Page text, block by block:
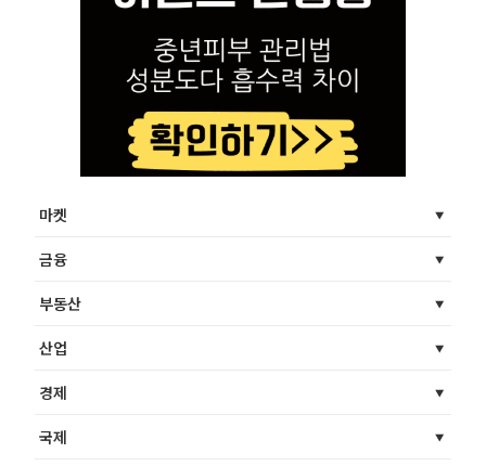
마켓
금융
부동산
산업
경제
국제